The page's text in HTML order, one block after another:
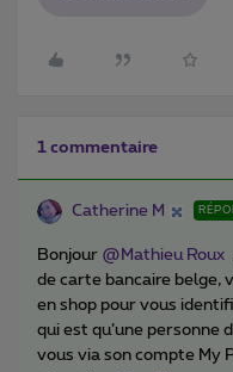
1 commentaire
Catherine M
Bonjour @Mathieu Roux
de carte bancaire belge,
en shop pour vous
qui est qu’une personne
vous via son compte My